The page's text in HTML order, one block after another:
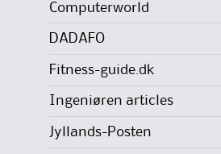
Computerworld
DADAFO
Fitness-guide.dk
Ingeniøren articles
Jyllands-Posten